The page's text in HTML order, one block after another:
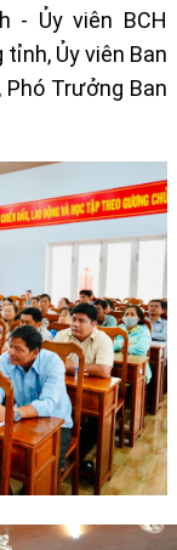
- Ủy viên BCH
Ủy viên Ban
Trưởng Ban